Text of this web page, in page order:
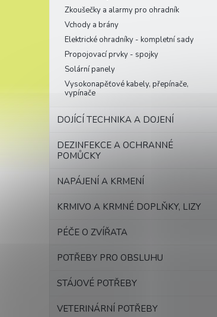
Zkoušečky a alarmy pro ohradník
Vchody a brány
Elektrické ohradníky - kompletní sady
Propojovací prvky - spojky
Solární panely
Vysokonapěťové kabely, přepínače,
vypínače
DOJÍCÍ TECHNIKA A DOJENÍ
DEZINFEKCE A OCHRANNÉ
POMŮCKY
NAPÁJENÍ A KRMENÍ
KRMIVO A KRMNÉ DOPLŇKY, LIZY
PÉČE O ZVÍŘATA
POTŘEBY PRO OBSLUHU
STÁJOVÉ POTŘEBY
VETERINÁRNÍ POTŘEBY